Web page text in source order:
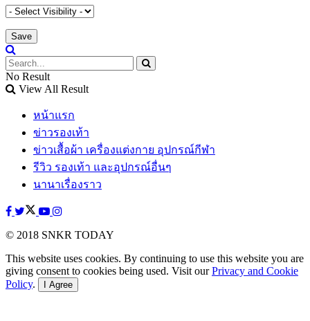
No Result
View All Result
หน้าแรก
ข่าวรองเท้า
ข่าวเสื้อผ้า เครื่องแต่งกาย อุปกรณ์กีฬา
รีวิว รองเท้า และอุปกรณ์อื่นๆ
นานาเรื่องราว
© 2018 SNKR TODAY
This website uses cookies. By continuing to use this website you are
giving consent to cookies being used. Visit ourPrivacy and Cookie
Policy. I Agree